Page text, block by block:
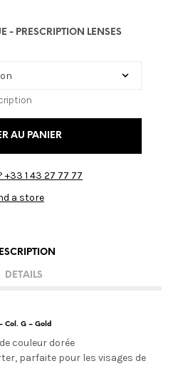
- PRESCRIPTION LENSES
AU PANIER
+33 1 43 27 77 77
a store
DETAILS
Col. G – Gold
couleur dorée
parfaite pour les visages de